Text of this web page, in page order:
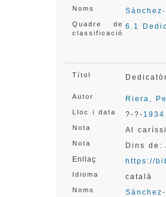
Noms
Quadre de
classificació
6.1
Títol
Autor Riera,
Lloc i data ?-?- 1934
Nota Al
Nota
Dins
Enllaç
https://
Idioma català
Noms